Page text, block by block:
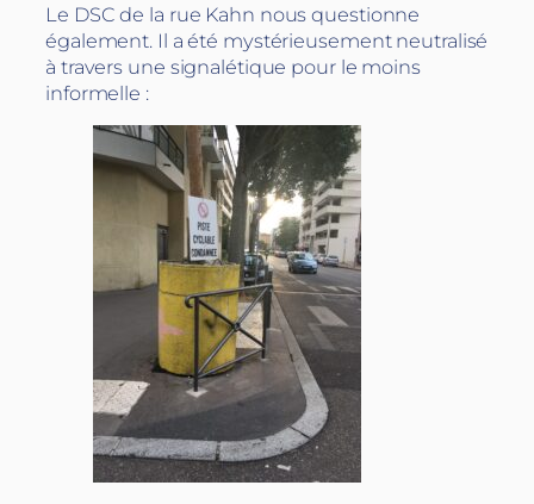
Le DSC de la rue Kahn nous questionne
également. Il a été mystérieusement neutralisé
à travers une signalétique pour le moins
informelle :